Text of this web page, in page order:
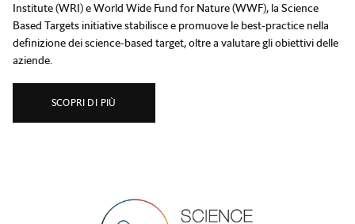
Institute (WRI) e World Wide Fund for Nature (WWF), la Science
Based Targets initiative stabilisce e promuove le best-practice nella
definizione dei science-based target, oltre a valutare gli obiettivi delle
aziende.
SCOPRI DI PIÙ